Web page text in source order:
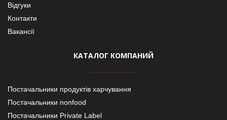
Відгуки
Контакти
Вакансії
КАТАЛОГ КОМПАНИЙ
Постачальники продуктів харчування
Постачальники nonfood
Постачальники Private Label